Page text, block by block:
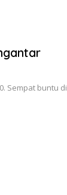
Sempat buntu di